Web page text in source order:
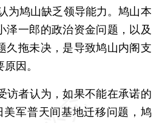
为鸠山缺乏领导能力。鸠山本
泽一郎的政治资金问题，以及
久拖未决，是导致鸠山内阁支
因。
者认为，如果不能在承诺的
军普天间基地迁移问题，鸠